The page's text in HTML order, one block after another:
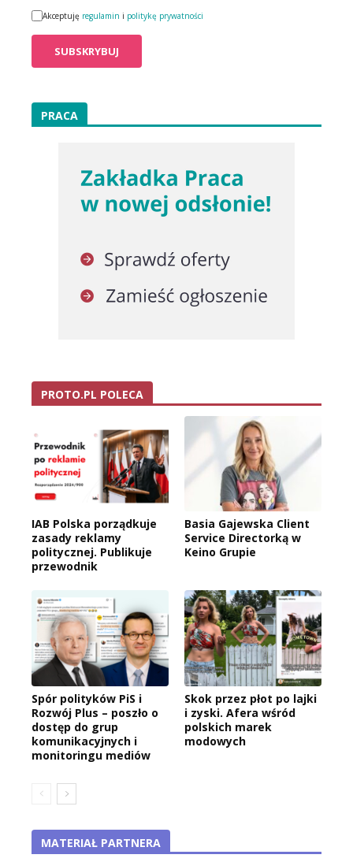
Akceptuję regulamin i politykę prywatności
PRACA
PROTO.PL POLECA
IAB Polska porządkuje
zasady reklamy
politycznej. Publikuje
przewodnik
Basia Gajewska Client
Service Directorką w
Keino Grupie
Spór polityków PiS i
Rozwój Plus – poszło o
dostęp do grup
komunikacyjnych i
monitoringu mediów
Skok przez płot po lajki
i zyski. Afera wśród
polskich marek
modowych
MATERIAŁ PARTNERA